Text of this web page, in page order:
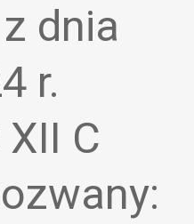
dnia
r.
C